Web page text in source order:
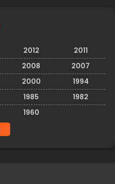
2012
2011
2008
2007
2000
1994
1985
1982
1960